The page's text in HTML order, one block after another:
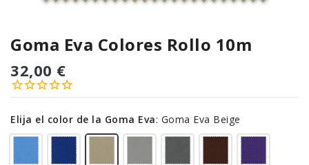
Goma Eva Colores Rollo 10m
32,00 €
Elija el color de la Goma Eva: Goma Eva Beige